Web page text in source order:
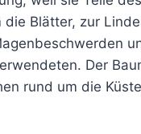
die Blätter, zur
Der
rund um die